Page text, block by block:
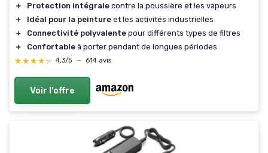
＋ Protection intégrale contre la poussière et les vapeurs
＋
Idéal pour la peinture et les activités industrielles
＋
Connectivité polyvalente pour différents types de filtres
＋
Confortable à porter pendant de longues périodes
★★★★★
★★★★★ 4,3/5 — 614 avis
Voir l'offre